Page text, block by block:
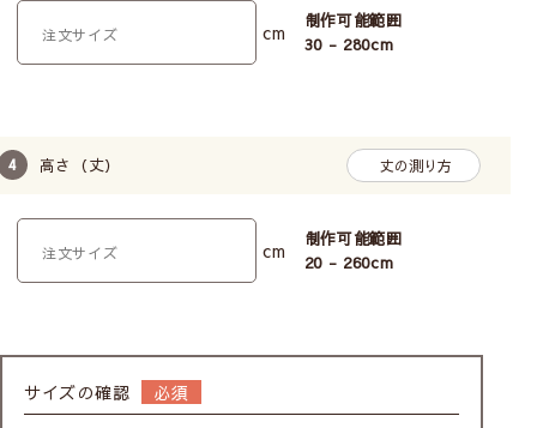
cm
制作可能範囲
30 - 280cm
高さ（丈） 丈の測り方
cm
制作可能範囲
20 - 260cm
サイズの確認